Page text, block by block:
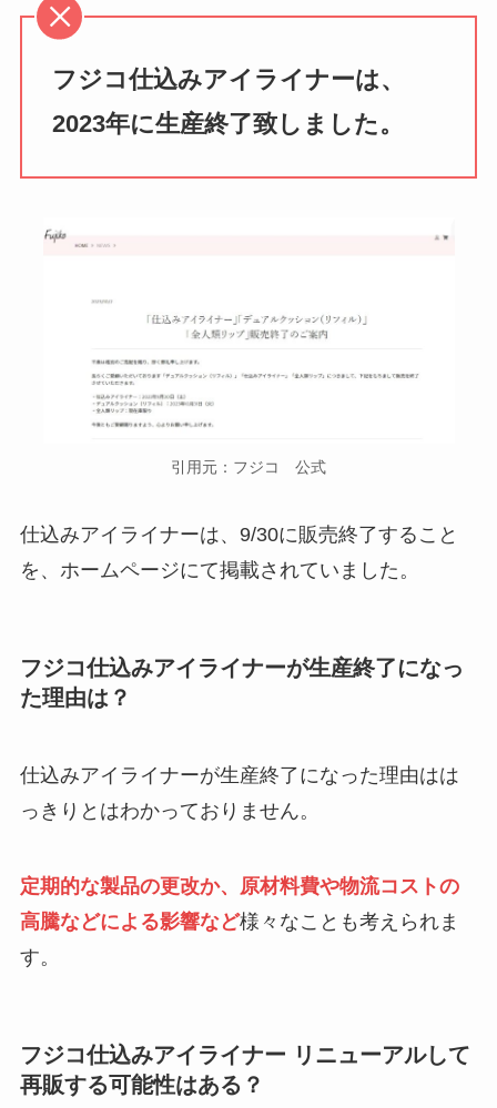
フジコ仕込みアイライナーは、
2023年に生産終了致しました。
引用元：フジコ 公式
仕込みアイライナーは、9/30に販売終了すること
を、ホームページにて掲載されていました。
フジコ仕込みアイライナーが生産終了になっ
た理由は？
仕込みアイライナーが生産終了になった理由はは
っきりとはわかっておりません。
定期的な製品の更改か、原材料費や物流コストの
高騰などによる影響など様々なことも考えられま
す。
フジコ仕込みアイライナー リニューアルして
再販する可能性はある？